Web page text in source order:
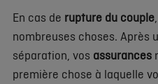
En cas de rupture du couple
nombreuses choses. Après
séparation, vos assurances
première chose à laquelle